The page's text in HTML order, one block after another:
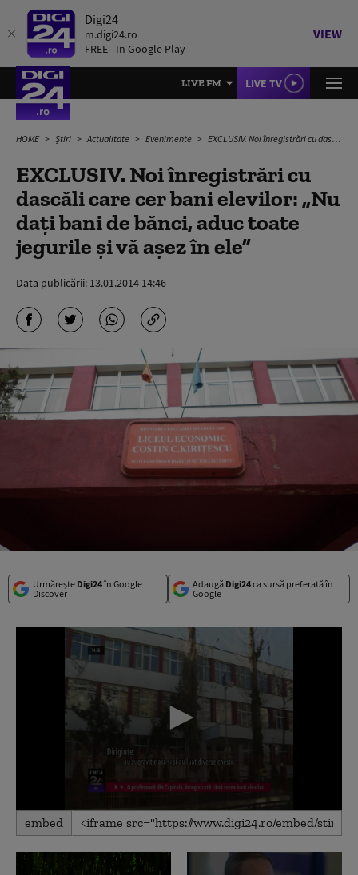
Digi24
m.digi24.ro
FREE - In Google Play
VIEW
LIVE FM LIVE TV
HOME Știri Actualitate Evenimente EXCLUSIV. Noi înregistrări cu dascăli care cer bani elevilor: „Nu daţi bani de bănci, aduc toate jegurile şi vă aşez în ele”
EXCLUSIV. Noi înregistrări cu
dascăli care cer bani elevilor: „Nu
daţi bani de bănci, aduc toate
jegurile şi vă aşez în ele”
Data publicării: 13.01.2014 14:46
Urmărește Digi24în Google
Discover
Adaugă Digi24ca sursă preferată în
Google
0
seconds
3
minutes,
embed